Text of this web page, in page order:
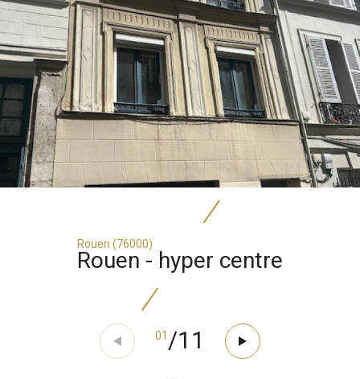
Rouen (76000)
rouen - hyper centre
01 /11